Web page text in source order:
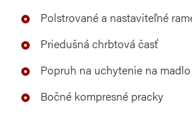
Polstrované a nastaviteľné
Priedušná chrbtová časť
Popruh na uchytenie na
Bočné kompresné pracky